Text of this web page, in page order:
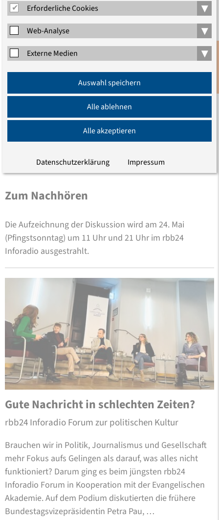
Dörthe Hoffmann
Assistentin der Akademiedirektorin
Zum Nachhören
Die Aufzeichnung der Diskussion wird am 24. Mai
(Pfingstsonntag) um 11 Uhr und 21 Uhr im rbb24
Inforadio ausgestrahlt.
Gute Nachricht in schlechten Zeiten?
rbb24 Inforadio Forum zur politischen Kultur
Brauchen wir in Politik, Journalismus und Gesellschaft
mehr Fokus aufs Gelingen als darauf, was alles nicht
funktioniert? Darum ging es beim jüngsten rbb24
Inforadio Forum in Kooperation mit der Evangelischen
Akademie. Auf dem Podium diskutierten die frühere
Bundestagsvizepräsidentin Petra Pau, …
Anmeldung
Erforderliche Cookies ▾
Web-Analyse ▾
Externe Medien ▾
Auswahl speichern
Alle ablehnen
Alle akzeptieren
Datenschutzerklärung Impressum